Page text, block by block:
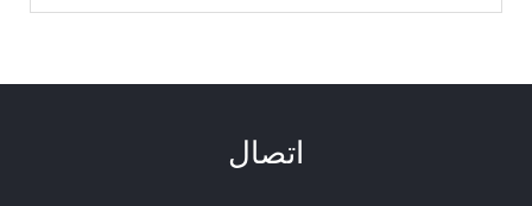
اتصال